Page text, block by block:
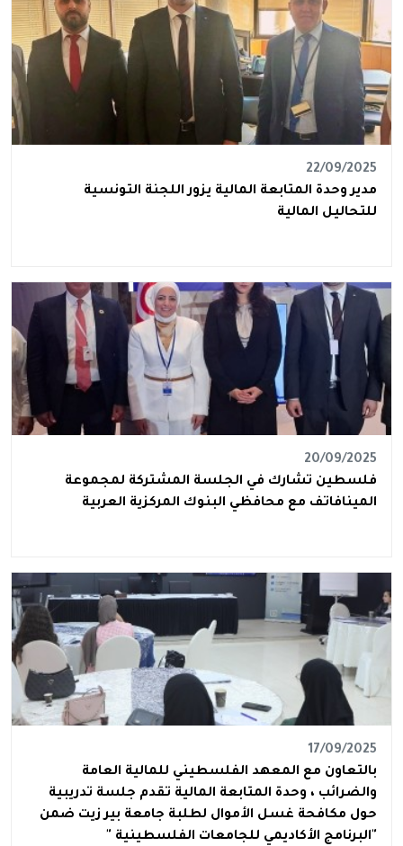
22/09/2025
مدير وحدة المتابعة المالية يزور اللجنة التونسية
للتحاليل المالية
20/09/2025
فلسطين تشارك في الجلسة المشتركة لمجموعة
المينافاتف مع محافظي البنوك المركزية العربية
17/09/2025
بالتعاون مع المعهد الفلسطيني للمالية العامة
والضرائب ، وحدة المتابعة المالية تقدم جلسة تدريبية
حول مكافحة غسل الأموال لطلبة جامعة بير زيت ضمن
"البرنامج الأكاديمي للجامعات الفلسطينية "